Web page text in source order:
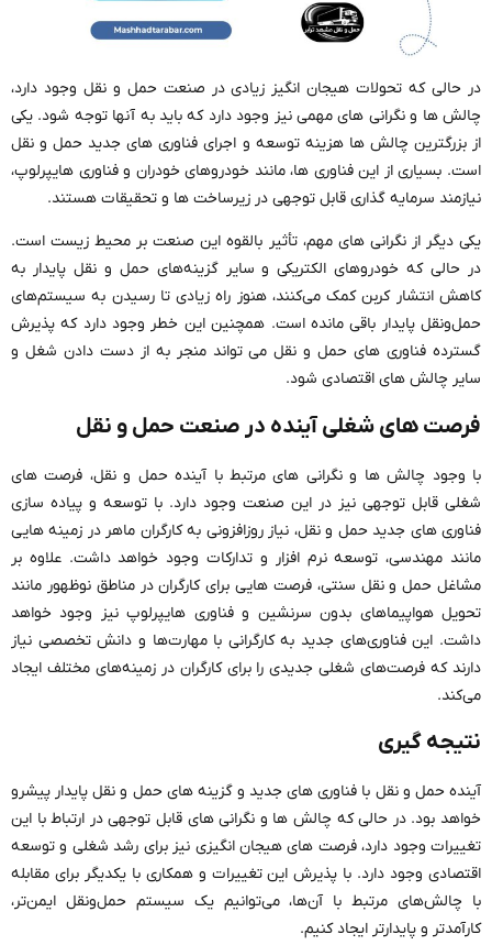
در حالی که تحولات هیجان انگیز زیادی در صنعت حمل و نقل وجود دارد،
چالش ها و نگرانی های مهمی نیز وجود دارد که باید به آنها توجه شود. یکی
از بزرگترین چالش ها هزینه توسعه و اجرای فناوری های جدید حمل و نقل
است. بسیاری از این فناوری ها، مانند خودروهای خودران و فناوری هایپرلوپ،
نیازمند سرمایه گذاری قابل توجهی در زیرساخت ها و تحقیقات هستند.
یکی دیگر از نگرانی های مهم، تأثیر بالقوه این صنعت بر محیط زیست است.
در حالی که خودروهای الکتریکی و سایر گزینه‌های حمل و نقل پایدار به
کاهش انتشار کربن کمک می‌کنند، هنوز راه زیادی تا رسیدن به سیستم‌های
حمل‌ونقل پایدار باقی مانده است. همچنین این خطر وجود دارد که پذیرش
گسترده فناوری های حمل و نقل می تواند منجر به از دست دادن شغل و
سایر چالش های اقتصادی شود.
فرصت های شغلی آینده در صنعت حمل و نقل
با وجود چالش ها و نگرانی های مرتبط با آینده حمل و نقل، فرصت های
شغلی قابل توجهی نیز در این صنعت وجود دارد. با توسعه و پیاده سازی
فناوری های جدید حمل و نقل، نیاز روزافزونی به کارگران ماهر در زمینه هایی
مانند مهندسی، توسعه نرم افزار و تدارکات وجود خواهد داشت. علاوه بر
مشاغل حمل و نقل سنتی، فرصت هایی برای کارگران در مناطق نوظهور مانند
تحویل هواپیماهای بدون سرنشین و فناوری هایپرلوپ نیز وجود خواهد
داشت. این فناوری‌های جدید به کارگرانی با مهارت‌ها و دانش تخصصی نیاز
دارند که فرصت‌های شغلی جدیدی را برای کارگران در زمینه‌های مختلف ایجاد
می‌کند.
نتیجه گیری
آینده حمل و نقل با فناوری های جدید و گزینه های حمل و نقل پایدار پیشرو
خواهد بود. در حالی که چالش ها و نگرانی های قابل توجهی در ارتباط با این
تغییرات وجود دارد، فرصت های هیجان انگیزی نیز برای رشد شغلی و توسعه
اقتصادی وجود دارد. با پذیرش این تغییرات و همکاری با یکدیگر برای مقابله
با چالش‌های مرتبط با آن‌ها، می‌توانیم یک سیستم حمل‌ونقل ایمن‌تر،
کارآمدتر و پایدارتر ایجاد کنیم.